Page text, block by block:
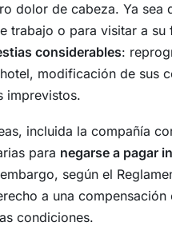
dolor de cabeza. Ya sea
trabajo o para visitar a
considerables:
modificación de sus
imprevistos.
incluida la compañía
para negarse a pagar
según el
a una
condiciones.